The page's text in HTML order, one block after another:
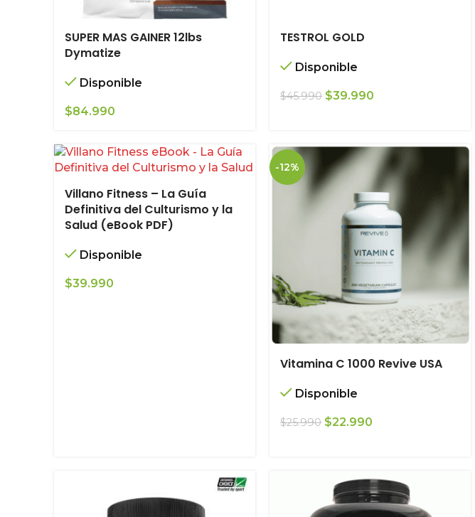
SUPER MAS GAINER 12lbs
Dymatize
Disponible
$84.990
TESTROL GOLD
Disponible
$45.990 El
$45.990.
$39.990
$39.990.
Villano Fitness – La Guía
Definitiva del Culturismo y la
Salud (eBook PDF)
Disponible
$39.990
-12%
Vitamina C 1000 Revive USA
Disponible
$25.990 El
$25.990.
$22.990
$22.990.